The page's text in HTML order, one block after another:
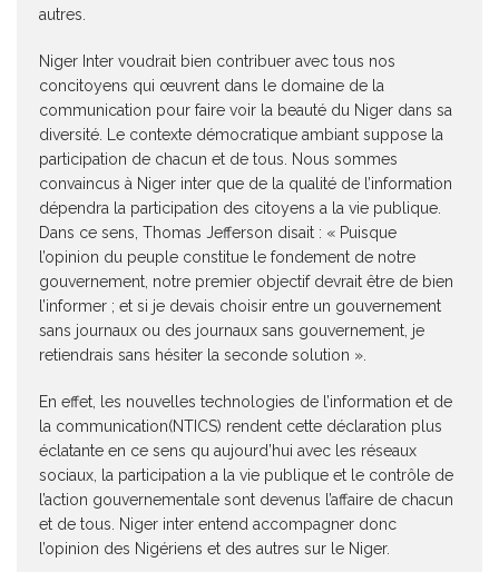
autres.
Niger Inter voudrait bien contribuer avec tous nos
concitoyens qui œuvrent dans le domaine de la
communication pour faire voir la beauté du Niger dans sa
diversité. Le contexte démocratique ambiant suppose la
participation de chacun et de tous. Nous sommes
convaincus à Niger inter que de la qualité de l’information
dépendra la participation des citoyens a la vie publique.
Dans ce sens, Thomas Jefferson disait : « Puisque
l’opinion du peuple constitue le fondement de notre
gouvernement, notre premier objectif devrait être de bien
l’informer ; et si je devais choisir entre un gouvernement
sans journaux ou des journaux sans gouvernement, je
retiendrais sans hésiter la seconde solution ».
En effet, les nouvelles technologies de l’information et de
la communication(NTICS) rendent cette déclaration plus
éclatante en ce sens qu aujourd’hui avec les réseaux
sociaux, la participation a la vie publique et le contrôle de
l’action gouvernementale sont devenus l’affaire de chacun
et de tous. Niger inter entend accompagner donc
l’opinion des Nigériens et des autres sur le Niger.